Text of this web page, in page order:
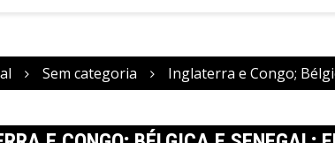
Sem categoria Inglaterra e Congo;